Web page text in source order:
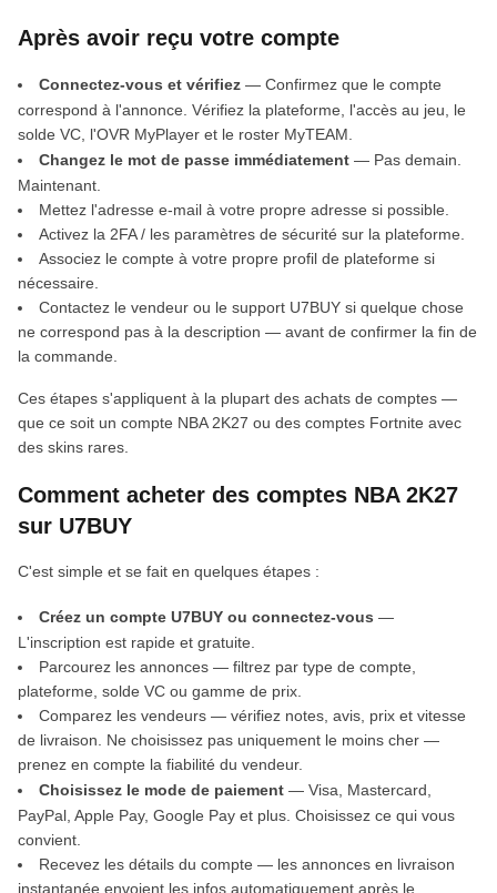
Après avoir reçu votre compte
Connectez-vous et vérifiez — Confirmez que le compte
correspond à l'annonce. Vérifiez la plateforme, l'accès au jeu, le
solde VC, l'OVR MyPlayer et le roster MyTEAM.
Changez le mot de passe immédiatement — Pas demain.
Maintenant.
Mettez l'adresse e-mail à votre propre adresse si possible.
Activez la 2FA / les paramètres de sécurité sur la plateforme.
Associez le compte à votre propre profil de plateforme si
nécessaire.
Contactez le vendeur ou le support U7BUY si quelque chose
ne correspond pas à la description — avant de confirmer la fin de
la commande.
Ces étapes s'appliquent à la plupart des achats de comptes —
que ce soit un compte NBA 2K27 ou des comptes Fortnite avec
des skins rares.
Comment acheter des comptes NBA 2K27
sur U7BUY
C'est simple et se fait en quelques étapes :
Créez un compte U7BUY ou connectez-vous —
L'inscription est rapide et gratuite.
Parcourez les annonces — filtrez par type de compte,
plateforme, solde VC ou gamme de prix.
Comparez les vendeurs — vérifiez notes, avis, prix et vitesse
de livraison. Ne choisissez pas uniquement le moins cher —
prenez en compte la fiabilité du vendeur.
Choisissez le mode de paiement — Visa, Mastercard,
PayPal, Apple Pay, Google Pay et plus. Choisissez ce qui vous
convient.
Recevez les détails du compte — les annonces en livraison
instantanée envoient les infos automatiquement après le